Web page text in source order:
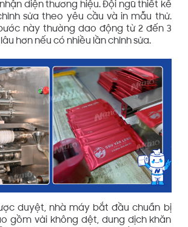
diện thương hiệu. Đội ngũ thiết kế
sửa theo yêu cầu và in mẫu thử.
này thường dao động từ 2 đến 3
hơn nếu có nhiều lần chỉnh sửa.
duyệt, nhà máy bắt đầu chuẩn bị
gồm vải không dệt, dung dịch khăn